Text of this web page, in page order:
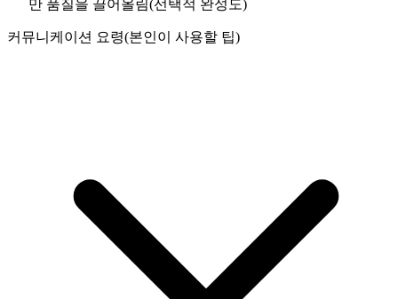
만 품질을 끌어올림(선택적 완성도)
커뮤니케이션 요령(본인이 사용할 팁)